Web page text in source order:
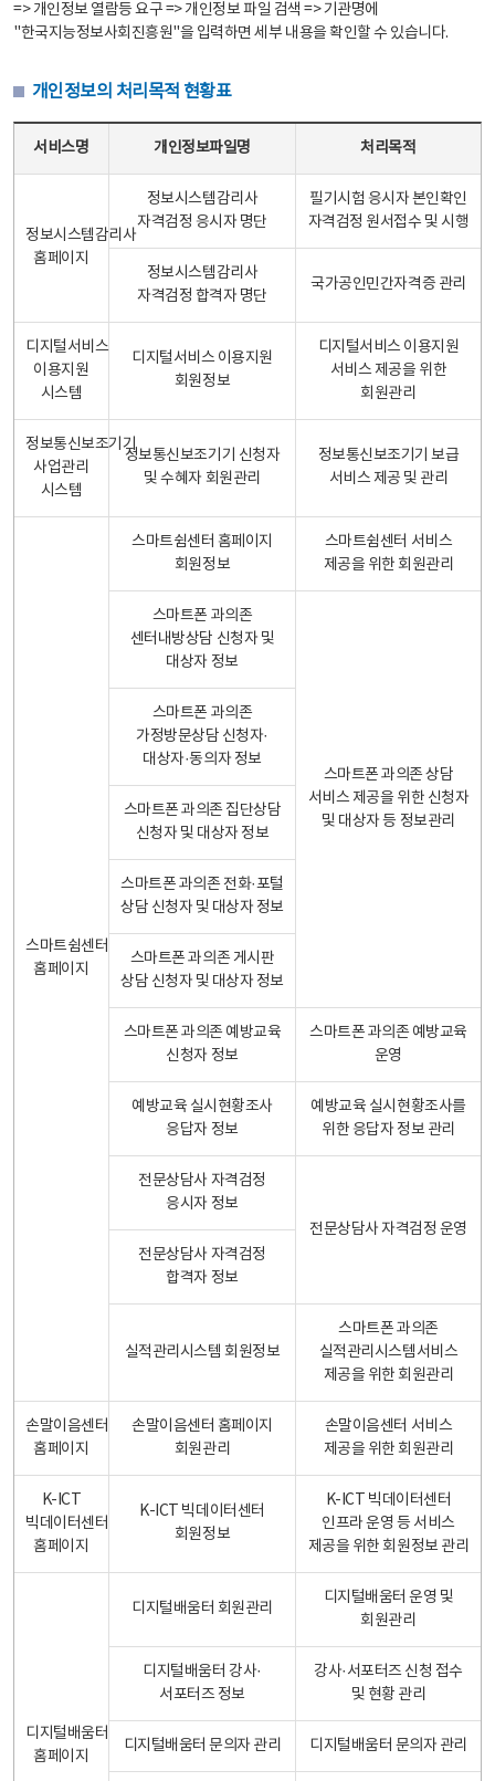
=> 개인정보 열람등 요구 => 개인정보 파일 검색 => 기관명에
"한국지능정보사회진흥원"을 입력하면 세부 내용을 확인할 수 있습니다.
개인정보의 처리목적 현황표
서비스명 개인정보파일명 처리목적
정보시스템감리사
홈페이지
정보시스템감리사
자격검정 응시자 명단
필기시험 응시자 본인확인
자격검정 원서접수 및 시행
정보시스템감리사
자격검정 합격자 명단
국가공인민간자격증 관리
디지털서비스
이용지원
시스템
디지털서비스 이용지원
회원정보
디지털서비스 이용지원
서비스 제공을 위한
회원관리
정보통신보조기기
사업관리
시스템
정보통신보조기기 신청자
및 수혜자 회원관리
정보통신보조기기 보급
서비스 제공 및 관리
스마트쉼센터
홈페이지
스마트쉼센터 홈페이지
회원정보
스마트쉼센터 서비스
제공을 위한 회원관리
스마트폰 과의존
센터내방상담 신청자 및
대상자 정보
스마트폰 과의존 상담
서비스 제공을 위한 신청자
및 대상자 등 정보관리
스마트폰 과의존
가정방문상담 신청자·
대상자·동의자 정보
스마트폰 과의존 집단상담
신청자 및 대상자 정보
스마트폰 과의존 전화·포털
상담 신청자 및 대상자 정보
스마트폰 과의존 게시판
상담 신청자 및 대상자 정보
스마트폰 과의존 예방교육
신청자 정보
스마트폰 과의존 예방교육
운영
예방교육 실시현황조사
응답자 정보
예방교육 실시현황조사를
위한 응답자 정보 관리
전문상담사 자격검정
응시자 정보
전문상담사 자격검정 운영
전문상담사 자격검정
합격자 정보
실적관리시스템 회원정보
스마트폰 과의존
실적관리시스템서비스
제공을 위한 회원관리
손말이음센터
홈페이지
손말이음센터 홈페이지
회원관리
손말이음센터 서비스
제공을 위한 회원관리
K-ICT
빅데이터센터
홈페이지
K-ICT 빅데이터센터
회원정보
K-ICT 빅데이터센터
인프라 운영 등 서비스
제공을 위한 회원정보 관리
디지털배움터
홈페이지
디지털배움터 회원관리
디지털배움터 운영 및
회원관리
디지털배움터 강사·
서포터즈 정보
강사·서포터즈 신청 접수
및 현황 관리
디지털배움터 문의자 관리 디지털배움터 문의자 관리